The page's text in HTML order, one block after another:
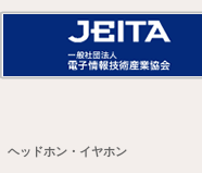
ヘッドホン・イヤホン